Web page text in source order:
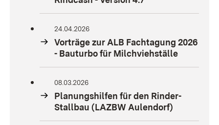
24.04.2026
Vorträge zur ALB Fachtagung 2026
- Bauturbo für Milchviehställe
08.03.2026
Planungshilfen für den Rinder-
Stallbau (LAZBW Aulendorf)